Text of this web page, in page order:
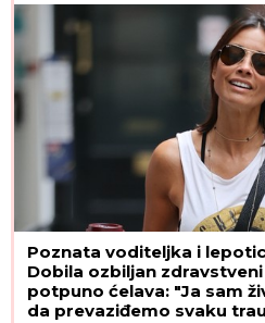
Poznata voditeljka i
Dobila ozbiljan
potpuno ćelava: "Ja sam
da prevaziđemo svaku